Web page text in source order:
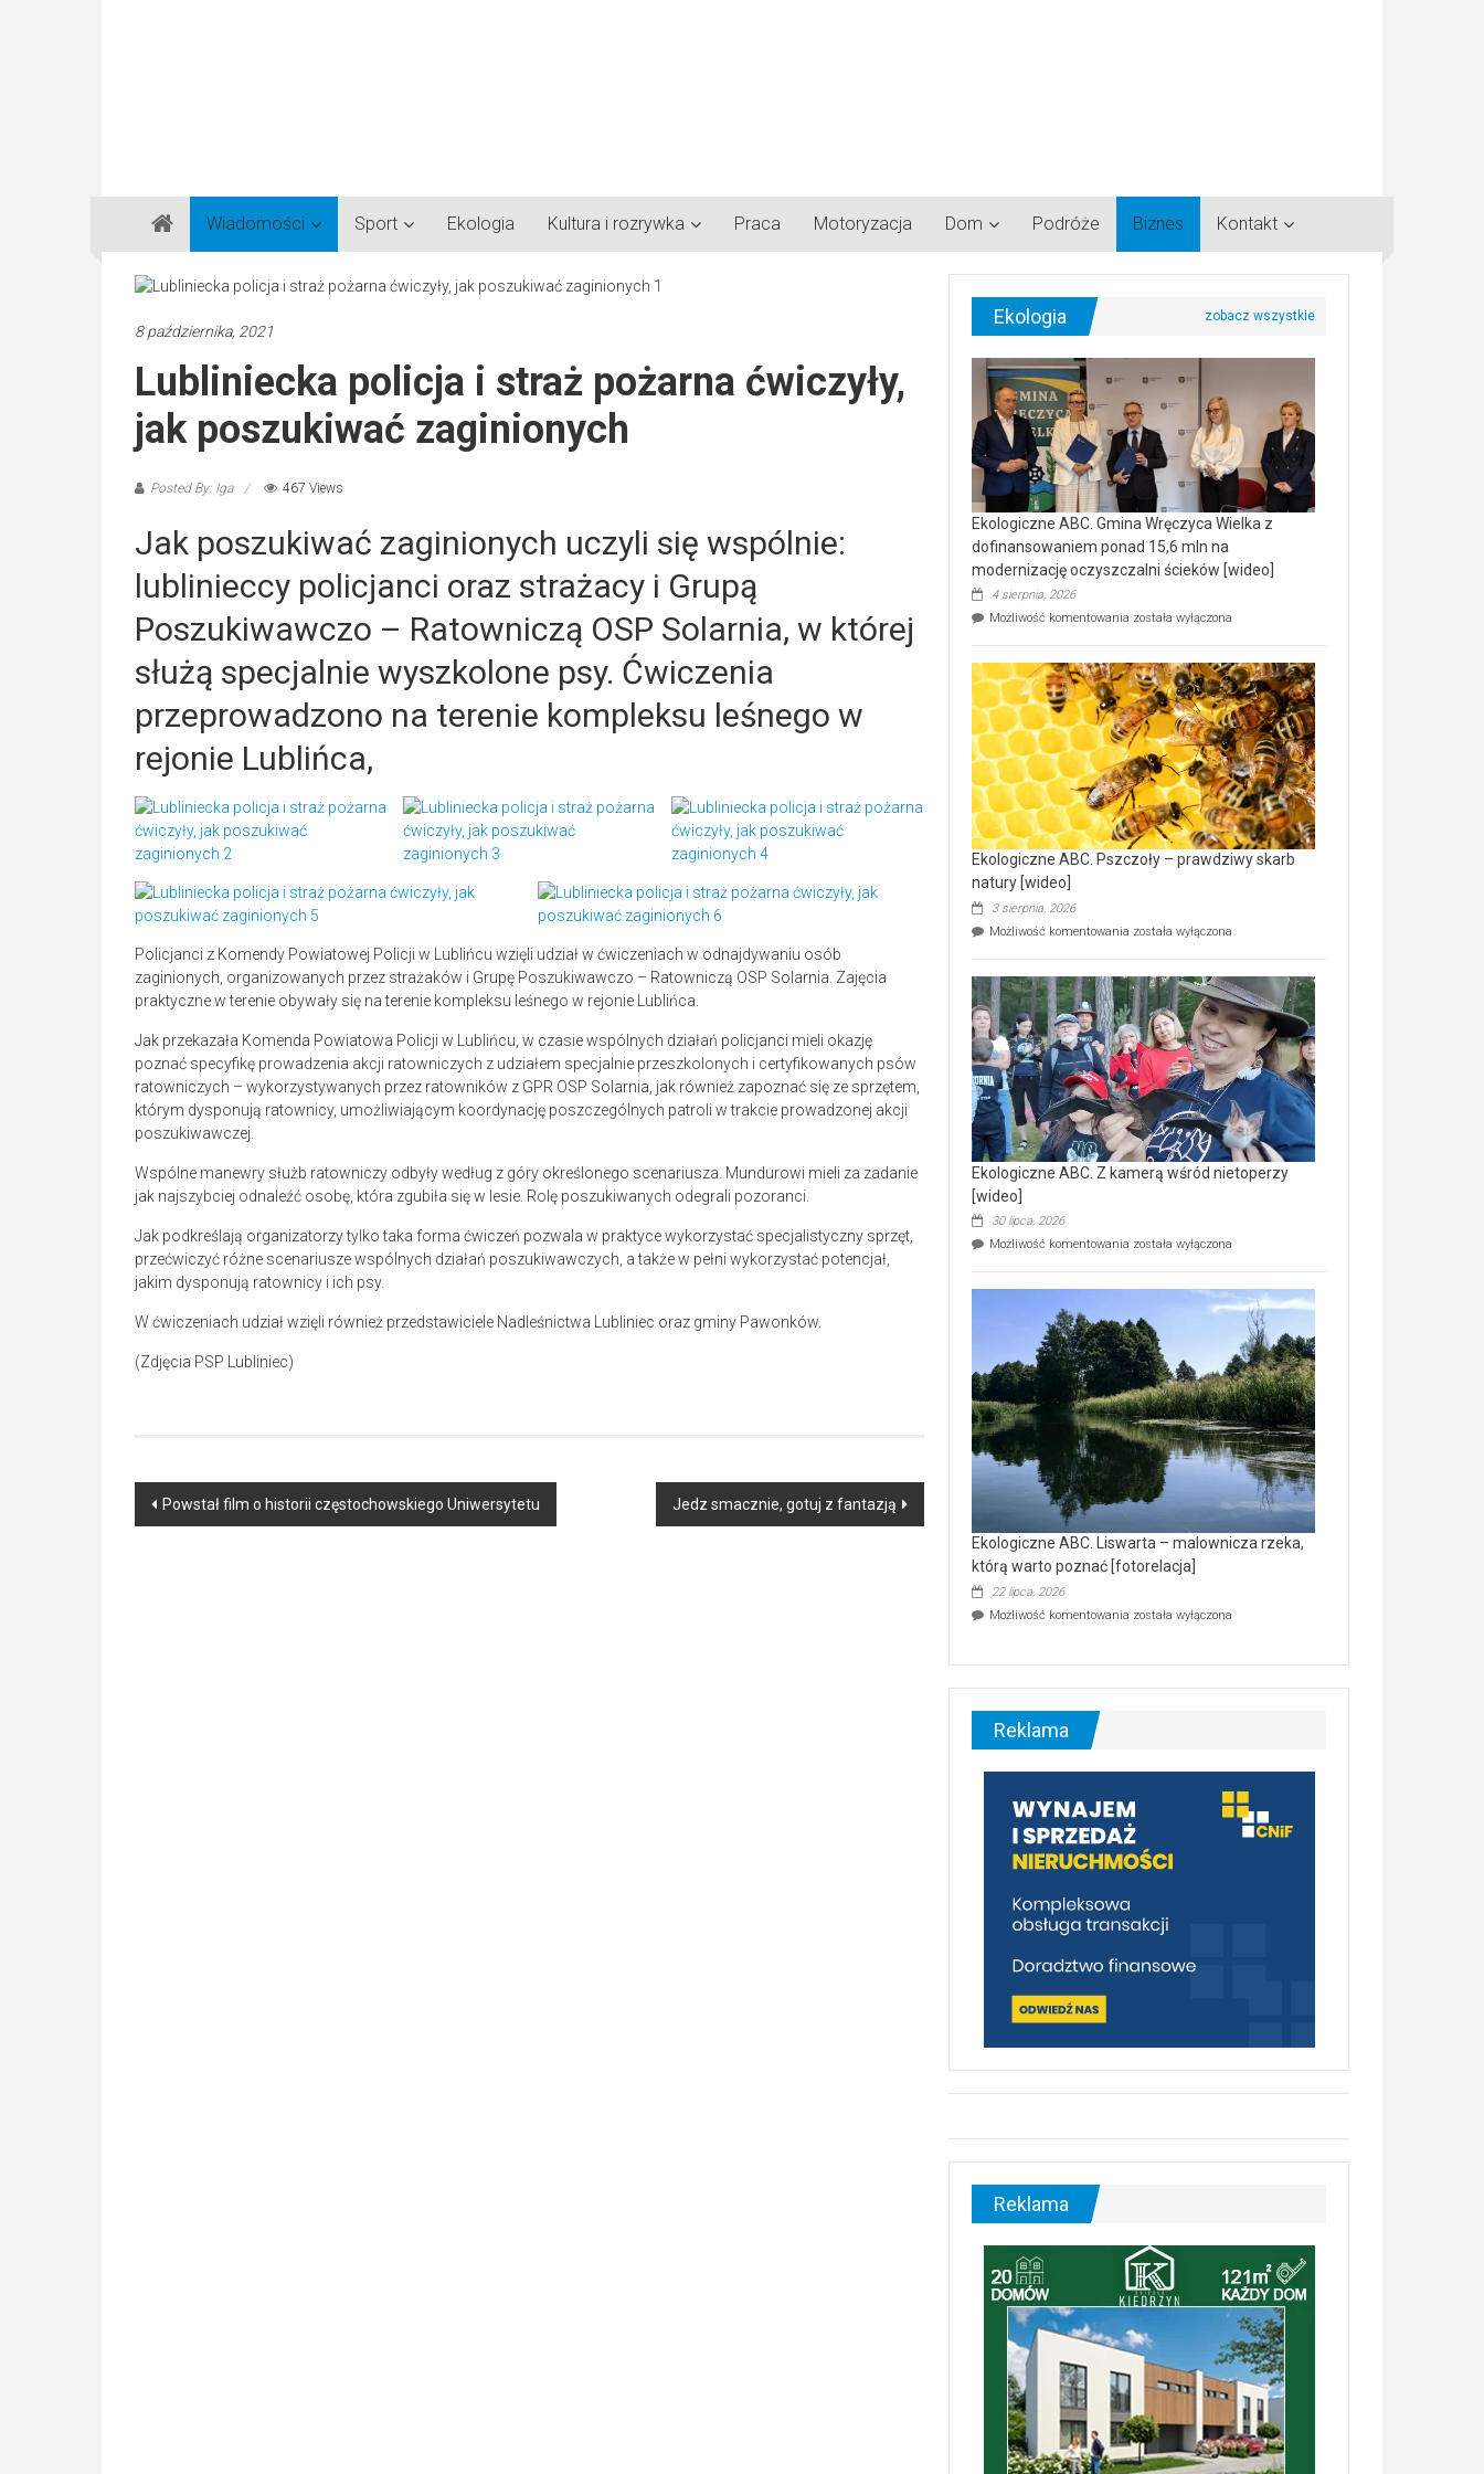
Gazeta
Regionalna
Częstochowa,
Lubliniec,
Wiadomości Sport Ekologia Kultura i rozrywka Praca Motoryzacja Dom Podróże Biznes Kontakt
8 października, 2021
Lubliniecka policja i straż pożarna ćwiczyły,
jak poszukiwać zaginionych
Posted By: Iga 467 Views
Jak poszukiwać zaginionych uczyli się wspólnie:
lublinieccy policjanci oraz strażacy i Grupą
Poszukiwawczo – Ratowniczą OSP Solarnia, w której
służą specjalnie wyszkolone psy. Ćwiczenia
przeprowadzono na terenie kompleksu leśnego w
rejonie Lublińca,
Policjanci z Komendy Powiatowej Policji w Lublińcu wzięli udział w ćwiczeniach w odnajdywaniu osób
zaginionych, organizowanych przez strażaków i Grupę Poszukiwawczo – Ratowniczą OSP Solarnia. Zajęcia
praktyczne w terenie obywały się na terenie kompleksu leśnego w rejonie Lublińca.
Jak przekazała Komenda Powiatowa Policji w Lublińcu, w czasie wspólnych działań policjanci mieli okazję
poznać specyfikę prowadzenia akcji ratowniczych z udziałem specjalnie przeszkolonych i certyfikowanych psów
ratowniczych – wykorzystywanych przez ratowników z GPR OSP Solarnia, jak również zapoznać się ze sprzętem,
którym dysponują ratownicy, umożliwiającym koordynację poszczególnych patroli w trakcie prowadzonej akcji
poszukiwawczej.
Wspólne manewry służb ratowniczy odbyły według z góry określonego scenariusza. Mundurowi mieli za zadanie
jak najszybciej odnaleźć osobę, która zgubiła się w lesie. Rolę poszukiwanych odegrali pozoranci.
Jak podkreślają organizatorzy tylko taka forma ćwiczeń pozwala w praktyce wykorzystać specjalistyczny sprzęt,
przećwiczyć różne scenariusze wspólnych działań poszukiwawczych, a także w pełni wykorzystać potencjał,
jakim dysponują ratownicy i ich psy.
W ćwiczeniach udział wzięli również przedstawiciele Nadleśnictwa Lubliniec oraz gminy Pawonków.
(Zdjęcia PSP Lubliniec)
Post
Powstał film o historii częstochowskiego Uniwersytetu Jedz smacznie, gotuj z fantazją
Ekologia
Ekologiczne ABC. Gmina Wręczyca Wielka z
dofinansowaniem ponad 15,6 mln na
modernizację oczyszczalni ścieków [wideo]
4 sierpnia, 2026
Możliwość komentowania Ekologiczne
Wręczyca
Wielka
z
dofinansowaniem
ponad
15,6
mln
na
modernizację
oczyszczalni
ścieków
[wideo]
została wyłączona
Ekologiczne ABC. Pszczoły – prawdziwy skarb
natury [wideo]
3 sierpnia, 2026
Możliwość komentowania Ekologiczne
–
prawdziwy
skarb
natury
[wideo]
została wyłączona
Ekologiczne ABC. Z kamerą wśród nietoperzy
[wideo]
30 lipca, 2026
Możliwość komentowania Ekologiczne
wśród
nietoperzy
[wideo]
została wyłączona
Ekologiczne ABC. Liswarta – malownicza rzeka,
którą warto poznać [fotorelacja]
22 lipca, 2026
Możliwość komentowania Ekologiczne
–
malownicza
[fotorelacja]
została wyłączona
Reklama
Reklama